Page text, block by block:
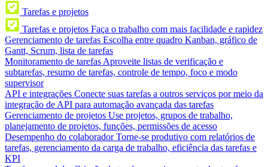
Tarefas e projetos
Tarefas e projetos Faça o trabalho com mais facilidade e rapidez
Gerenciamento de tarefas Escolha entre quadro Kanban, gráfico de
Gantt, Scrum, lista de tarefas
Monitoramento de tarefas Aproveite listas de verificação e
subtarefas, resumo de tarefas, controle de tempo, foco e modo
supervisor
API e integrações Conecte suas tarefas a outros serviços por meio da
integração de API para automação avançada das tarefas
Gerenciamento de projetos Use projetos, grupos de trabalho,
planejamento de projetos, funções, permissões de acesso
Desempenho do colaborador Torne-se produtivo com relatórios de
tarefas, gerenciamento da carga de trabalho, eficiência das tarefas e
KPI